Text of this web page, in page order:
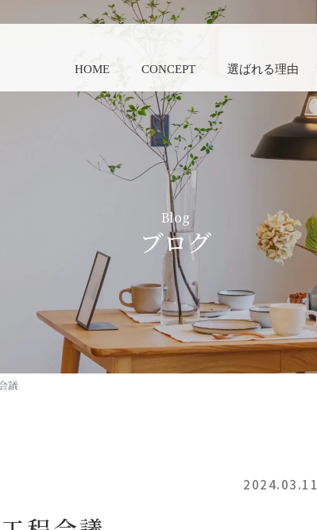
HOME CONCEPT 選ばれる理由
Blog
ブログ
議
2024.03.11